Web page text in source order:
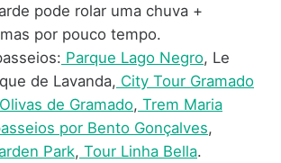
pode rolar uma chuva +
por pouco tempo.
Parque Lago Negro, Le
de Lavanda, City Tour Gramado
Olivas de Gramado, Trem Maria
por Bento Gonçalves,
Park, Tour Linha Bella.